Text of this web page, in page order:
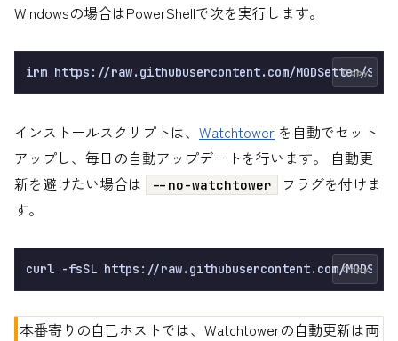
Windowsの場合はPowerShellで次を実行します。
Copy
インストールスクリプトは、 Watchtower を自動でセット
アップし、毎日の自動アップデートを行います。 自動更
新を避けたい場合は
--no-watchtower
フラグを付けま
す。
Copy
本番寄りの自己ホストでは、Watchtowerの自動更新は両